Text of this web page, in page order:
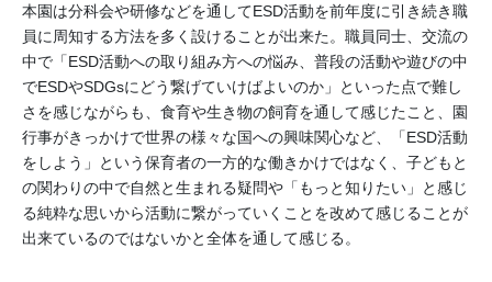
本園は分科会や研修などを通してESD活動を前年度に引き続き職
員に周知する方法を多く設けることが出来た。職員同士、交流の
中で「ESD活動への取り組み方への悩み、普段の活動や遊びの中
でESDやSDGsにどう繋げていけばよいのか」といった点で難し
さを感じながらも、食育や生き物の飼育を通して感じたこと、園
行事がきっかけで世界の様々な国への興味関心など、「ESD活動
をしよう」という保育者の一方的な働きかけではなく、子どもと
の関わりの中で自然と生まれる疑問や「もっと知りたい」と感じ
る純粋な思いから活動に繋がっていくことを改めて感じることが
出来ているのではないかと全体を通して感じる。